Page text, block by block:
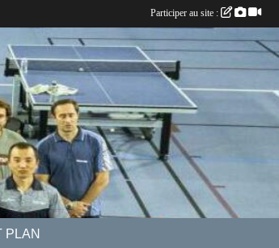
PLAN
Participer au site :